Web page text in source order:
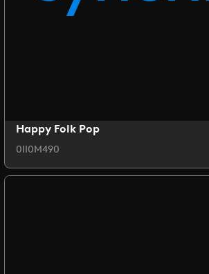
Happy Folk Pop
0II0M490